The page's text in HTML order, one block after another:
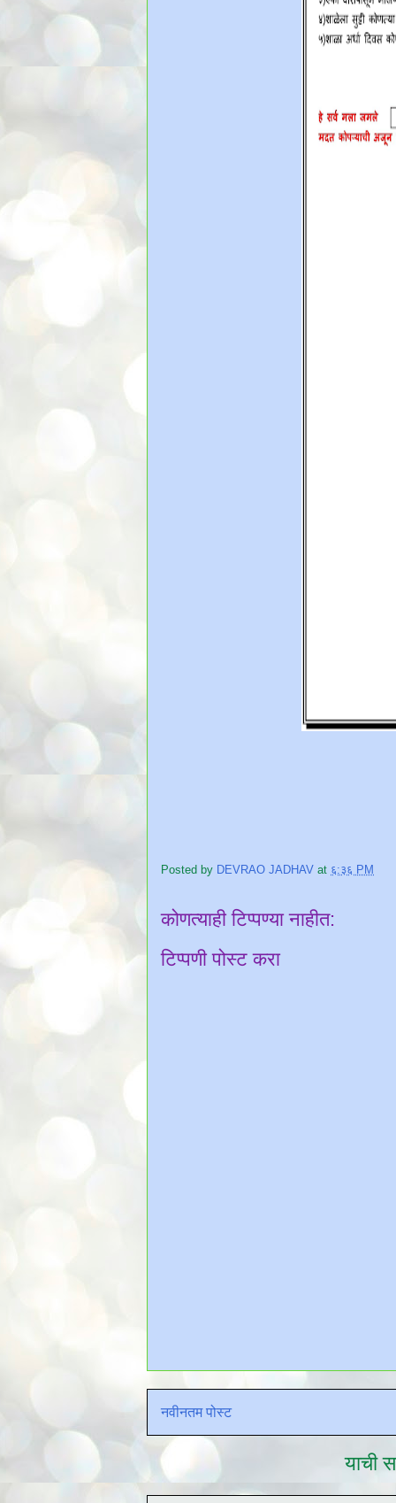
Posted by DEVRAO JADHAV at ६:३६ PM
कोणत्याही टिप्पण्‍या नाहीत:
टिप्पणी पोस्ट करा
नवीनतम पोस्ट
याची